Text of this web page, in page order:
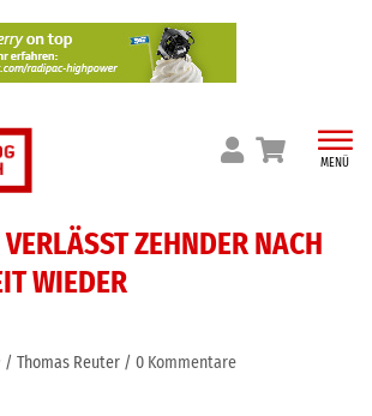
MENÜ
ZEHNDER NACH
WIEDER
Thomas Reuter 0 Kommentare